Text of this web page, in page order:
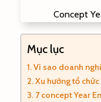
Concept
Mục lục
Vì sao doanh
Xu hướng tổ
7 concept Year